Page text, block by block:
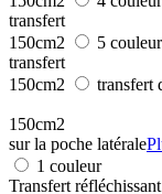
transfert
150cm2
5
transfert
150cm2
transfert
150cm2
sur la poche latérale
1 couleur
Transfert réfléchissant